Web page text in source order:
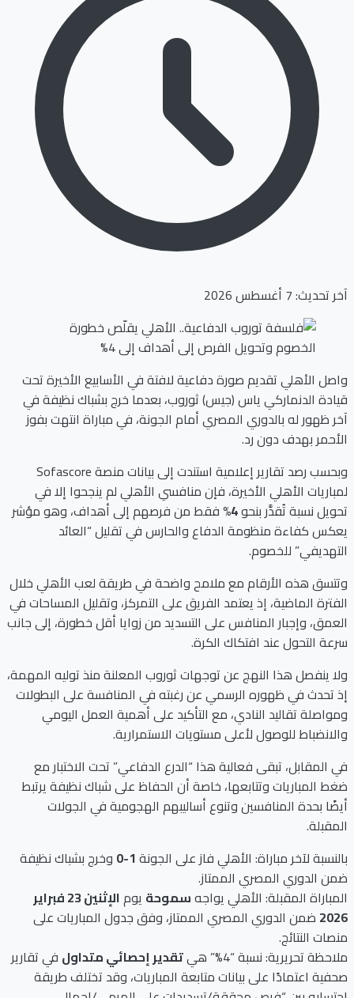
آخر تحديث: 7 أغسطس 2026
واصل الأهلي تقديم صورة دفاعية لافتة في الأسابيع الأخيرة تحت
قيادة الدنماركي ياس (جيس) ثوروب، بعدما خرج بشباك نظيفة في
آخر ظهور له بالدوري المصري أمام الجونة، في مباراة انتهت بفوز
الأحمر بهدف دون رد.
وبحسب رصد تقارير إعلامية استندت إلى بيانات منصة Sofascore
لمباريات الأهلي الأخيرة، فإن منافسي الأهلي لم ينجحوا إلا في
تحويل نسبة تُقدَّر بنحو4% فقط من فرصهم إلى أهداف، وهو مؤشر
يعكس كفاءة منظومة الدفاع والحارس في تقليل “العائد
التهديفي” للخصوم.
وتتسق هذه الأرقام مع ملامح واضحة في طريقة لعب الأهلي خلال
الفترة الماضية، إذ يعتمد الفريق على التمركز، وتقليل المساحات في
العمق، وإجبار المنافس على التسديد من زوايا أقل خطورة، إلى جانب
سرعة التحول عند افتكاك الكرة.
ولا ينفصل هذا النهج عن توجهات ثوروب المعلنة منذ توليه المهمة،
إذ تحدث في ظهوره الرسمي عن رغبته في المنافسة على البطولات
ومواصلة تقاليد النادي، مع التأكيد على أهمية العمل اليومي
والانضباط للوصول لأعلى مستويات الاستمرارية.
في المقابل، تبقى فعالية هذا “الدرع الدفاعي” تحت الاختبار مع
ضغط المباريات وتتابعها، خاصة أن الحفاظ على شباك نظيفة يرتبط
أيضًا بحدة المنافسين وتنوع أساليبهم الهجومية في الجولات
المقبلة.
بالنسبة لآخر مباراة: الأهلي فاز على الجونة1-0
وخرج بشباك نظيفة
ضمن الدوري المصري الممتاز.
المباراة المقبلة: الأهلي يواجهسموحة يوم
الإثنين 23 فبراير
2026 ضمن الدوري المصري الممتاز، وفق جدول المباريات على
منصات النتائج.
ملاحظة تحريرية: نسبة “4%” هي
تقدير إحصائي متداول في تقارير
صحفية اعتمادًا على بيانات متابعة المباريات، وقد تختلف طريقة